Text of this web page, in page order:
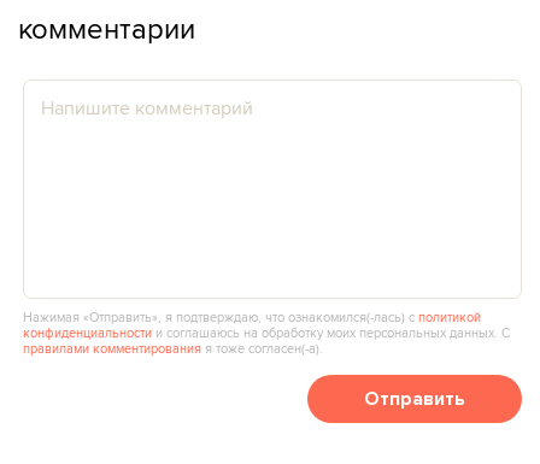
комментарии
Нажимая «Отправить», я подтверждаю, что ознакомился(‑лась) сполитикой
конфиденциальности и соглашаюсь на обработку моих персональных данных. С
правилами комментирования я тоже согласен(‑а).
Отправить